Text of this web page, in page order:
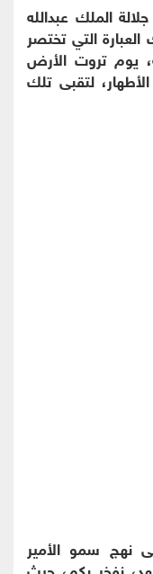
الملك عبدالله
العبارة التي تختصر
يوم تروت الأرض
لتقبى تلك
نهج سمو الأمير